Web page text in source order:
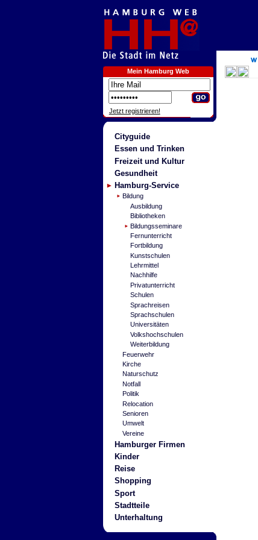
Mein Hamburg Web
Jetzt registrieren!
Cityguide
Essen und Trinken
Freizeit und Kultur
Gesundheit
Hamburg-Service
Bildung
Ausbildung
Bibliotheken
Bildungsseminare
Fernunterricht
Fortbildung
Kunstschulen
Lehrmittel
Nachhilfe
Privatunterricht
Schulen
Sprachreisen
Sprachschulen
Universitäten
Volkshochschulen
Weiterbildung
Feuerwehr
Kirche
Naturschutz
Notfall
Politik
Relocation
Senioren
Umwelt
Vereine
Hamburger Firmen
Kinder
Reise
Shopping
Sport
Stadtteile
Unterhaltung